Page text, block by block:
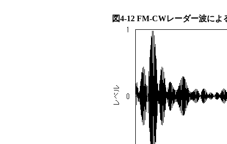
図4-12 FM-CWレーダー波に